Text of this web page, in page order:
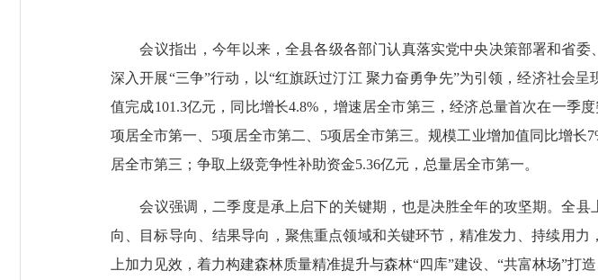
会议指出，今年以来，全县各级各部门认真落实党中央决策部署和省委
深入开展“三争”行动，以“红旗跃过汀江 聚力奋勇争先”为引领，经济社会
值完成101.3亿元，同比增长4.8%，增速居全市第三，经济总量首次在一季
项居全市第一、5项居全市第二、5项居全市第三。规模工业增加值同比增长
居全市第三；争取上级竞争性补助资金5.36亿元，总量居全市第一。
会议强调，二季度是承上启下的关键期，也是决胜全年的攻坚期。全县
向、目标导向、结果导向，聚焦重点领域和关键环节，精准发力、持续用
上加力见效，着力构建森林质量精准提升与森林“四库”建设、“共富林场”打